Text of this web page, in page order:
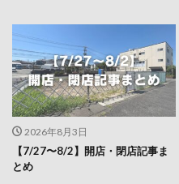
2026年8月3日
【7/27〜8/2】開店・閉店記事ま
とめ